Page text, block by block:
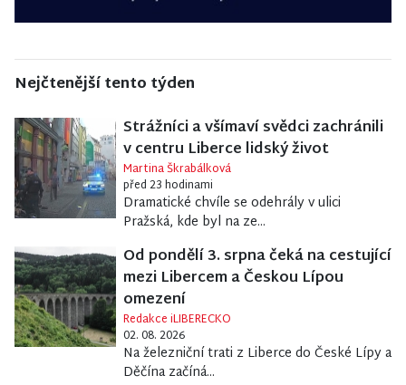
Nejčtenější tento týden
Strážníci a všímaví svědci zachránili
v centru Liberce lidský život
Martina Škrabálková
před 23 hodinami
Dramatické chvíle se odehrály v ulici
Pražská, kde byl na ze...
Od pondělí 3. srpna čeká na cestující
mezi Libercem a Českou Lípou
omezení
Redakce iLIBERECKO
02. 08. 2026
Na železniční trati z Liberce do České Lípy a
Děčína začíná...